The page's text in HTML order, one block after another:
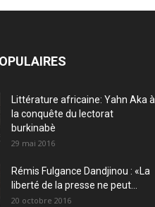
Littérature africaine: Yahn Aka à
la conquête du lectorat
burkinabè
29 mai 2016
Rémis Fulgance Dandjinou : «La
liberté de la presse ne peut...
20 octobre 2016